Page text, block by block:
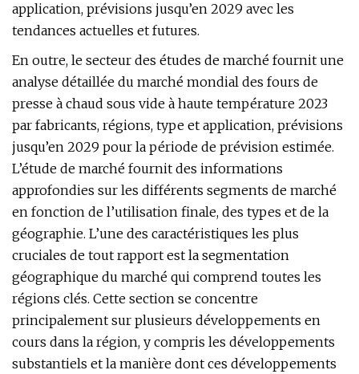
application, prévisions jusqu’en 2029 avec les
tendances actuelles et futures.
En outre, le secteur des études de marché fournit une
analyse détaillée du marché mondial des fours de
presse à chaud sous vide à haute température 2023
par fabricants, régions, type et application, prévisions
jusqu’en 2029 pour la période de prévision estimée.
L’étude de marché fournit des informations
approfondies sur les différents segments de marché
en fonction de l’utilisation finale, des types et de la
géographie. L’une des caractéristiques les plus
cruciales de tout rapport est la segmentation
géographique du marché qui comprend toutes les
régions clés. Cette section se concentre
principalement sur plusieurs développements en
cours dans la région, y compris les développements
substantiels et la manière dont ces développements